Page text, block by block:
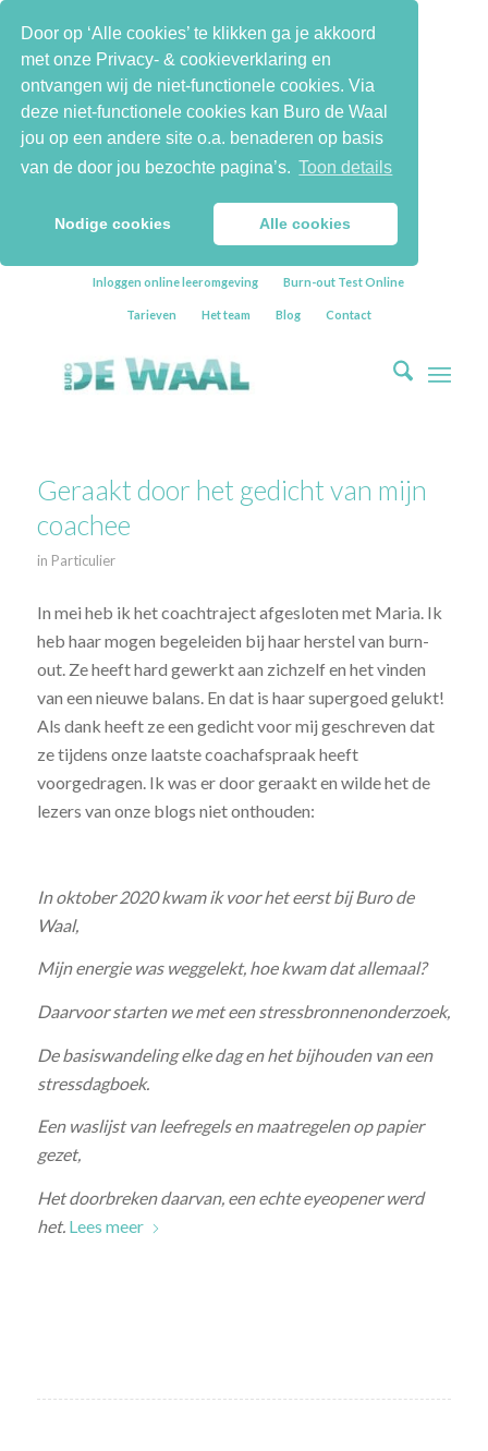
Door op ‘Alle cookies’ te klikken ga je akkoord
met onze Privacy- & cookieverklaring en
ontvangen wij de niet-functionele cookies. Via
deze niet-functionele cookies kan Buro de Waal
jou op een andere site o.a. benaderen op basis
van de door jou bezochte pagina’s. Toon details
Nodige cookies Alle cookies
Inloggen online leeromgeving Burn-out Test Online
Tarieven Het team Blog Contact
Geraakt door het gedicht van mijn
coachee
in Particulier
In mei heb ik het coachtraject afgesloten met Maria. Ik
heb haar mogen begeleiden bij haar herstel van burn-
out. Ze heeft hard gewerkt aan zichzelf en het vinden
van een nieuwe balans. En dat is haar supergoed gelukt!
Als dank heeft ze een gedicht voor mij geschreven dat
ze tijdens onze laatste coachafspraak heeft
voorgedragen. Ik was er door geraakt en wilde het de
lezers van onze blogs niet onthouden:
In oktober 2020 kwam ik voor het eerst bij Buro de
Waal,
Mijn energie was weggelekt, hoe kwam dat allemaal?
Daarvoor starten we met een stressbronnenonderzoek,
De basiswandeling elke dag en het bijhouden van een
stressdagboek.
Een waslijst van leefregels en maatregelen op papier
gezet,
Het doorbreken daarvan, een echte eyeopener werd
het. Lees meer